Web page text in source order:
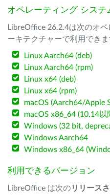
オペレーティング システ
LibreOffice 26.2.4は次のオ
ーキテクチャーで利用できま
Linux Aarch64 (deb)
Linux Aarch64 (rpm)
Linux x64 (deb)
Linux x64 (rpm)
macOS (Aarch64/Apple
macOS x86_64 (10.14以
Windows (32 bit,
Windows Aarch64
Windows x86_64
利用できるバージョン
LibreOffice は次のリリース